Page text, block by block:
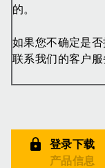
的。
如果您不确定是
联系我们的客户服
登录下载
产品信息